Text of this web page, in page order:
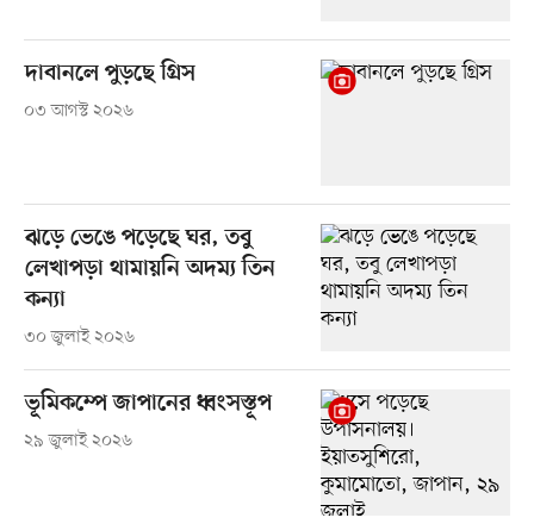
দাবানলে পুড়ছে গ্রিস
০৩ আগস্ট ২০২৬
ঝড়ে ভেঙে পড়েছে ঘর, তবু
লেখাপড়া থামায়নি অদম্য তিন
কন্যা
৩০ জুলাই ২০২৬
ভূমিকম্পে জাপানের ধ্বংসস্তূপ
২৯ জুলাই ২০২৬